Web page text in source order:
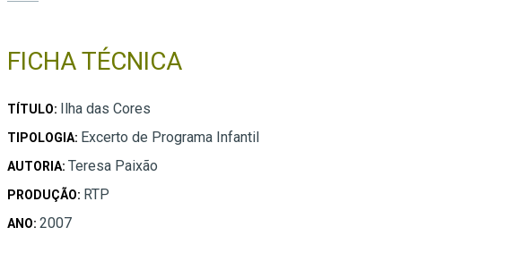
FICHA TÉCNICA
TÍTULO: Ilha das Cores
TIPOLOGIA: Excerto de Programa Infantil
AUTORIA: Teresa Paixão
PRODUÇÃO: RTP
ANO: 2007